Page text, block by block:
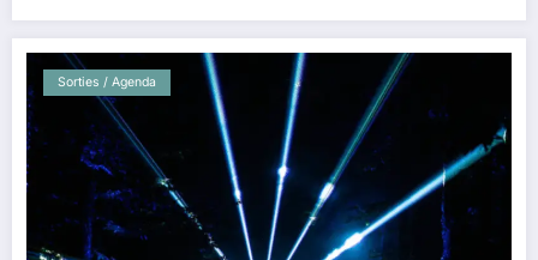
Sorties / Agenda